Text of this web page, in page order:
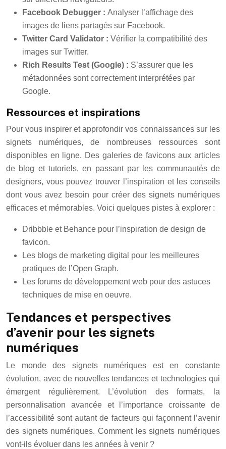
Facebook Debugger : Analyser l’affichage des
images de liens partagés sur Facebook.
Twitter Card Validator : Vérifier la compatibilité des
images sur Twitter.
Rich Results Test (Google) : S’assurer que les
métadonnées sont correctement interprétées par
Google.
Ressources et inspirations
Pour vous inspirer et approfondir vos connaissances sur les
signets numériques, de nombreuses ressources sont
disponibles en ligne. Des galeries de favicons aux articles
de blog et tutoriels, en passant par les communautés de
designers, vous pouvez trouver l’inspiration et les conseils
dont vous avez besoin pour créer des signets numériques
efficaces et mémorables. Voici quelques pistes à explorer :
Dribbble et Behance pour l’inspiration de design de
favicon.
Les blogs de marketing digital pour les meilleures
pratiques de l’Open Graph.
Les forums de développement web pour des astuces
techniques de mise en oeuvre.
Tendances et perspectives
d’avenir pour les signets
numériques
Le monde des signets numériques est en constante
évolution, avec de nouvelles tendances et technologies qui
émergent régulièrement. L’évolution des formats, la
personnalisation avancée et l’importance croissante de
l’accessibilité sont autant de facteurs qui façonnent l’avenir
des signets numériques. Comment les signets numériques
vont-ils évoluer dans les années à venir ?